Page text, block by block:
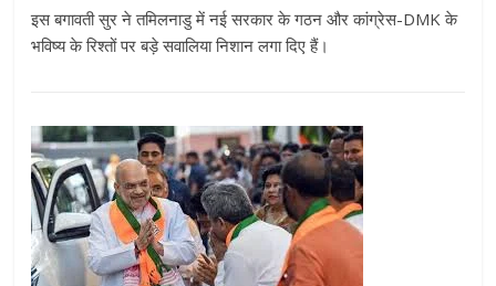
इस बगावती सुर ने तमिलनाडु में नई सरकार के गठन और कांग्रेस-DMK के
भविष्य के रिश्तों पर बड़े सवालिया निशान लगा दिए हैं।